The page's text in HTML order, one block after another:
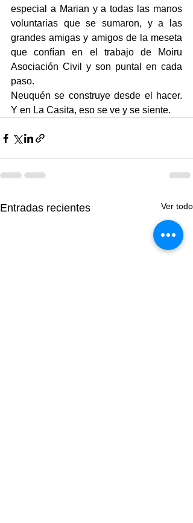
especial a Marian y a todas las manos
voluntarias que se sumaron, y a las
grandes amigas y amigos de la meseta
que confían en el trabajo de Moiru
Asociación Civil y son puntal en cada
paso.
Neuquén se construye desde el hacer.
Y en La Casita, eso se ve y se siente.
Entradas recientes Ver todo